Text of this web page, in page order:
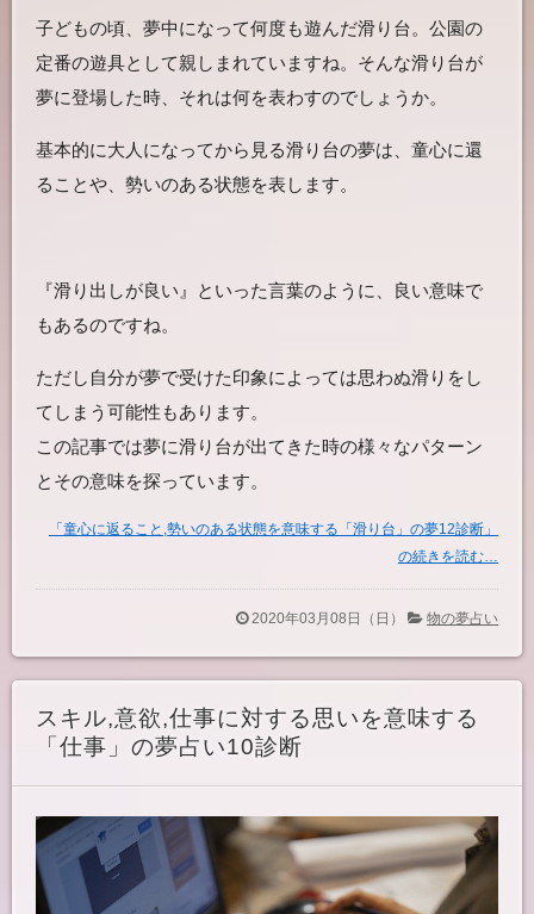
子どもの頃、夢中になって何度も遊んだ滑り台。公園の
定番の遊具として親しまれていますね。そんな滑り台が
夢に登場した時、それは何を表わすのでしょうか。
基本的に大人になってから見る滑り台の夢は、童心に還
ることや、勢いのある状態を表します。
『滑り出しが良い』といった言葉のように、良い意味で
もあるのですね。
ただし自分が夢で受けた印象によっては思わぬ滑りをし
てしまう可能性もあります。
この記事では夢に滑り台が出てきた時の様々なパターン
とその意味を探っています。
「童心に返ること,勢いのある状態を意味する「滑り台」の夢12診断」
の続きを読む…
2020年03月08日（日） 物の夢占い
スキル,意欲,仕事に対する思いを意味する
「仕事」の夢占い10診断